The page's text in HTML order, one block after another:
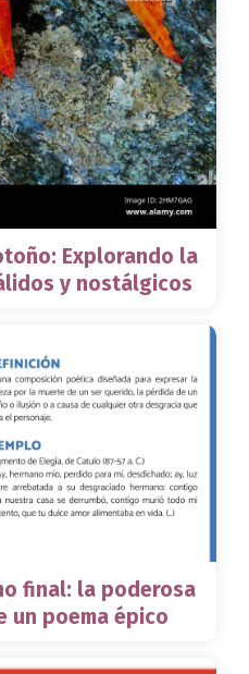
Explorando la
y nostálgicos
final: la poderosa
un poema épico